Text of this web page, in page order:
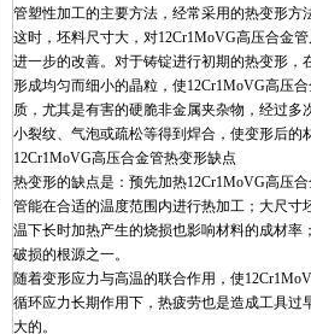
管塑性加工的主要方法，经常采用的热变形方
这时，坯料尺寸大，对12Cr1MoVG高压合金
进一步的改善。对于铸锭进行初期的热变形，
形成均匀而细小的晶粒，使12Cr1MoVG高压
质，尤其是有害的硬脆非金属夹杂物，经过
小裂纹、气泡或疏松等得到焊合，使变形后的
12Cr1MoVG高压合金管热变形缺点
热变形的缺点是：预先加热12Cr1MoVG高压
管能在合适的温度范围内进行热加工；大尺
温下长时加热产生的烧损也影响材料的成材率
破损的根源之一。
随着变形应力与高温的联合作用，使
循环应力长期作用下，热疲劳也是造成工具过
大的。